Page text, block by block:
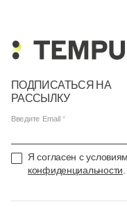
ПОДПИСАТЬСЯ НА
РАССЫЛКУ
Введите Email
Я согласен с
конфиденциальности